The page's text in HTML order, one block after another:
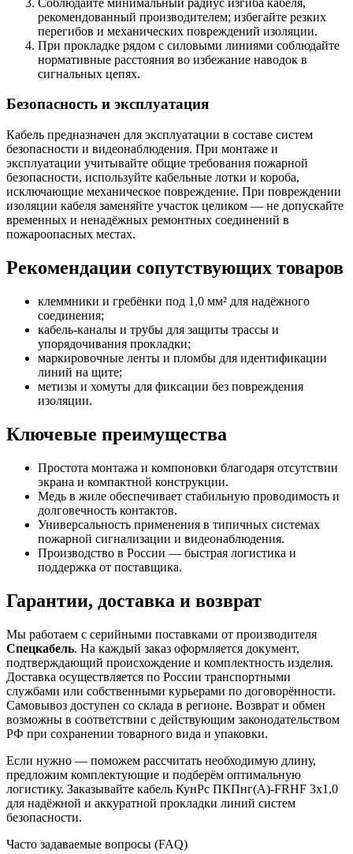
рекомендованный производителем; избегайте резких
перегибов и механических повреждений изоляции.
При прокладке рядом с силовыми линиями соблюдайте
нормативные расстояния во избежание наводок в
сигнальных цепях.
Безопасность и эксплуатация
Кабель предназначен для эксплуатации в составе систем
безопасности и видеонаблюдения. При монтаже и
эксплуатации учитывайте общие требования пожарной
безопасности, используйте кабельные лотки и короба,
исключающие механическое повреждение. При повреждении
изоляции кабеля заменяйте участок целиком — не допускайте
временных и ненадёжных ремонтных соединений в
пожароопасных местах.
Рекомендации сопутствующих товаров
клеммники и гребёнки под 1,0 мм² для надёжного
соединения;
кабель-каналы и трубы для защиты трассы и
упорядочивания прокладки;
маркировочные ленты и пломбы для идентификации
линий на щите;
метизы и хомуты для фиксации без повреждения
изоляции.
Ключевые преимущества
Простота монтажа и компоновки благодаря отсутствии
экрана и компактной конструкции.
Медь в жиле обеспечивает стабильную проводимость и
долговечность контактов.
Универсальность применения в типичных системах
пожарной сигнализации и видеонаблюдения.
Производство в России — быстрая логистика и
поддержка от поставщика.
Гарантии, доставка и возврат
Мы работаем с серийными поставками от производителя
Спецкабель. На каждый заказ оформляется документ,
подтверждающий происхождение и комплектность изделия.
Доставка осуществляется по России транспортными
службами или собственными курьерами по договорённости.
Самовывоз доступен со склада в регионе. Возврат и обмен
возможны в соответствии с действующим законодательством
РФ при сохранении товарного вида и упаковки.
Если нужно — поможем рассчитать необходимую длину,
предложим комплектующие и подберём оптимальную
логистику. Заказывайте кабель КунРс ПКПнг(А)-FRHF 3х1,0
для надёжной и аккуратной прокладки линий систем
безопасности.
Часто задаваемые вопросы (FAQ)